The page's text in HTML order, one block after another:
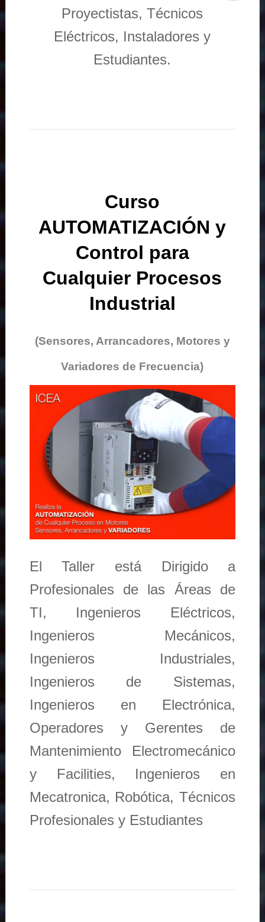
Proyectistas, Técnicos
Eléctricos, Instaladores y
Estudiantes.
Curso
AUTOMATIZACIÓN y
Control para
Cualquier Procesos
Industrial
(Sensores, Arrancadores, Motores y
Variadores de Frecuencia)
El Taller está Dirigido a
Profesionales de las Áreas de
TI, Ingenieros Eléctricos,
Ingenieros Mecánicos,
Ingenieros Industriales,
Ingenieros de Sistemas,
Ingenieros en Electrónica,
Operadores y Gerentes de
Mantenimiento Electromecánico
y Facilities, Ingenieros en
Mecatronica, Robótica, Técnicos
Profesionales y Estudiantes